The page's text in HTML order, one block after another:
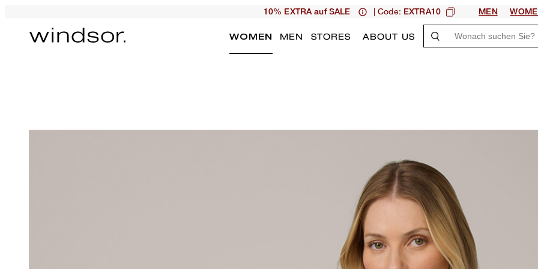
10% EXTRA auf SALE | Code: EXTRA10 MEN
WOMEN MEN STORES ABOUT US